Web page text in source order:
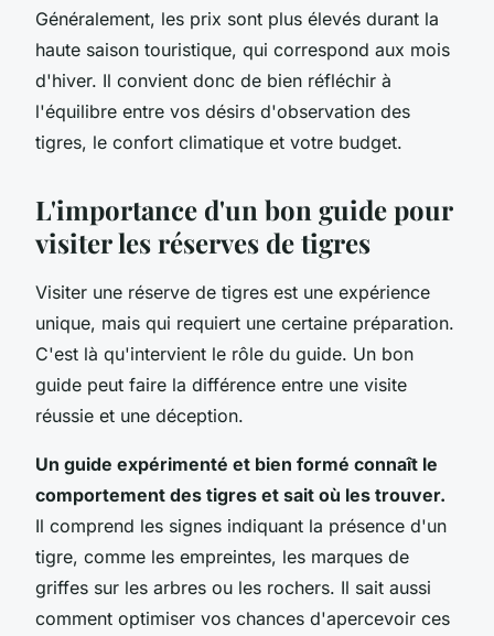
Généralement, les prix sont plus élevés durant la
haute saison touristique, qui correspond aux mois
d'hiver. Il convient donc de bien réfléchir à
l'équilibre entre vos désirs d'observation des
tigres, le confort climatique et votre budget.
L'importance d'un bon guide pour
visiter les réserves de tigres
Visiter une réserve de tigres est une expérience
unique, mais qui requiert une certaine préparation.
C'est là qu'intervient le rôle du guide. Un bon
guide peut faire la différence entre une visite
réussie et une déception.
Un guide expérimenté et bien formé connaît le
comportement des tigres et sait où les trouver.
Il comprend les signes indiquant la présence d'un
tigre, comme les empreintes, les marques de
griffes sur les arbres ou les rochers. Il sait aussi
comment optimiser vos chances d'apercevoir ces